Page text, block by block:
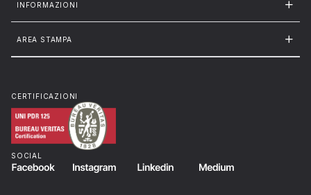
INFORMAZIONI
AREA STAMPA
CERTIFICAZIONI
SOCIAL